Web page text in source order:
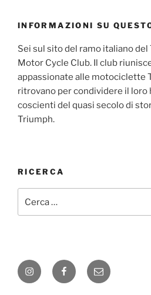
INFORMAZIONI SU
Sei sul sito del ramo italiano
Motor Cycle Club. Il club
appassionate alle motociclette
ritrovano per condividere il loro
coscienti del quasi secolo di
Triumph.
RICERCA
InstagramFacebook
E-
mail